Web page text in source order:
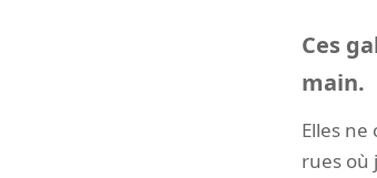
Ces
main.
Elles
rues où